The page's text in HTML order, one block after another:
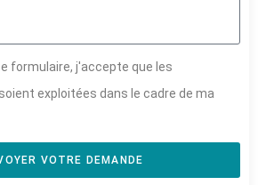
formulaire, j'accepte que les
exploitées dans le cadre de ma
VOTRE DEMANDE